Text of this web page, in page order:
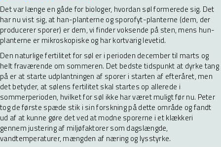
Det var længe en gåde for biologer, hvordan søl formerede sig. Det
har nu vist sig, at han-planterne og sporofyt-planterne (dem, der
producerer sporer) er dem, vi finder voksende på sten, mens hun-
planterne er mikroskopiske og har kortvarig levetid.
Den naturlige fertilitet for søl er i perioden december til marts og
helt fraværende om sommeren. Det bedste tidspunkt at dyrke tang
på er at starte udplantningen af sporer i starten af efteråret, men
det betyder, at sølens fertilitet skal startes op allerede i
sommerperioden, hvilket for søl ikke har været muligt før nu. Peter
tog de første spæde stik i sin forskning på dette område og fandt
ud af at kunne gøre det ved at modne sporerne i et klækkeri
gennem justering af miljøfaktorer som dagslængde,
vandtemperaturer, mængden af næring og lysstyrke.